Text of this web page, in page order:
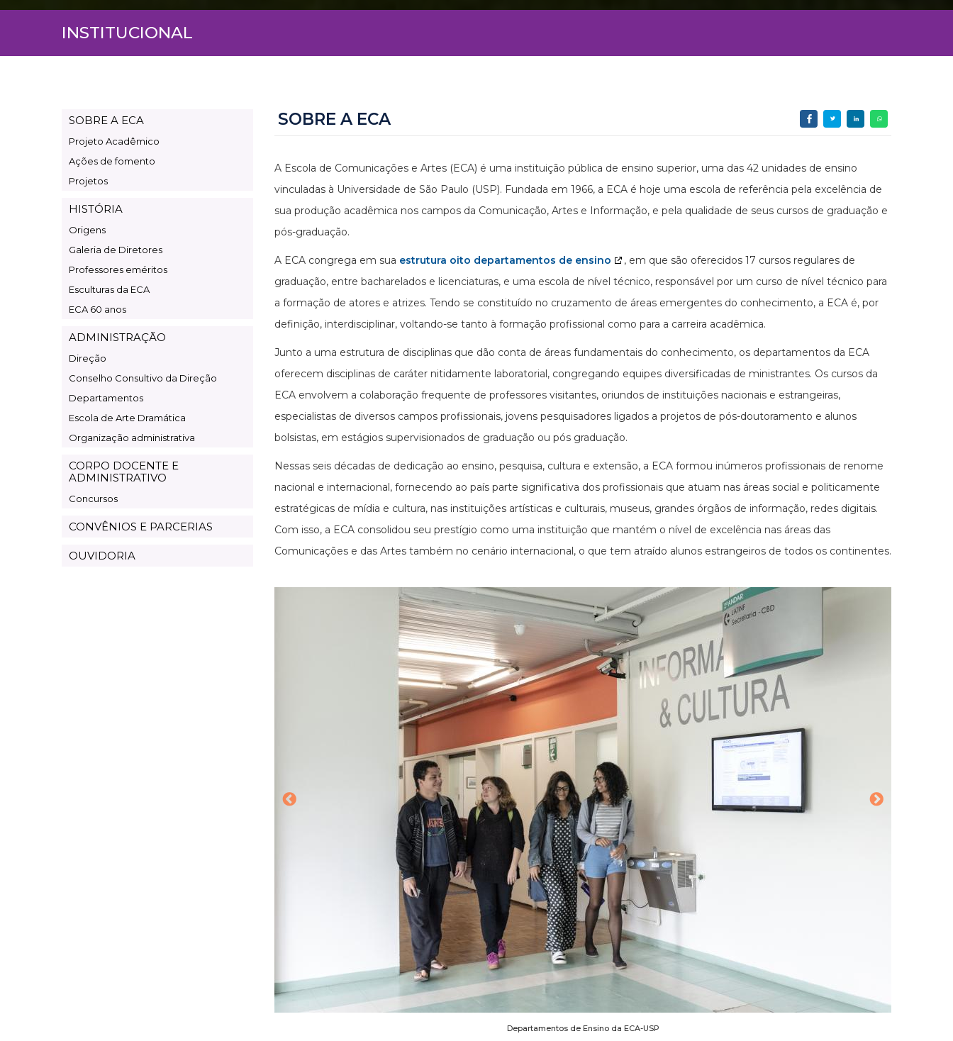
INSTITUCIONAL
Page
Institucional
SOBRE A ECA
Projeto Acadêmico
Ações de fomento
Projetos
HISTÓRIA
Origens
Galeria de Diretores
Professores eméritos
Esculturas da ECA
ECA 60 anos
ADMINISTRAÇÃO
Direção
Conselho Consultivo da Direção
Departamentos
Escola de Arte Dramática
Organização administrativa
CORPO DOCENTE E
ADMINISTRATIVO
Concursos
CONVÊNIOS E PARCERIAS
OUVIDORIA
SOBRE A ECA
A Escola de Comunicações e Artes (ECA) é uma instituição pública de ensino superior, uma das 42 unidades de ensino
vinculadas à Universidade de São Paulo (USP). Fundada em 1966, a ECA é hoje uma escola de referência pela excelência de
sua produção acadêmica nos campos da Comunicação, Artes e Informação, e pela qualidade de seus cursos de graduação e
pós-graduação.
A ECA congrega em sua estrutura oito departamentos de ensino
, em que são oferecidos 17 cursos regulares de
graduação, entre bacharelados e licenciaturas, e uma escola de nível técnico, responsável por um curso de nível técnico para
a formação de atores e atrizes. Tendo se constituído no cruzamento de áreas emergentes do conhecimento, a ECA é, por
definição, interdisciplinar, voltando-se tanto à formação profissional como para a carreira acadêmica.
Junto a uma estrutura de disciplinas que dão conta de áreas fundamentais do conhecimento, os departamentos da ECA
oferecem disciplinas de caráter nitidamente laboratorial, congregando equipes diversificadas de ministrantes. Os cursos da
ECA envolvem a colaboração frequente de professores visitantes, oriundos de instituições nacionais e estrangeiras,
especialistas de diversos campos profissionais, jovens pesquisadores ligados a projetos de pós-doutoramento e alunos
bolsistas, em estágios supervisionados de graduação ou pós graduação.
Nessas seis décadas de dedicação ao ensino, pesquisa, cultura e extensão, a ECA formou inúmeros profissionais de renome
nacional e internacional, fornecendo ao país parte significativa dos profissionais que atuam nas áreas social e politicamente
estratégicas de mídia e cultura, nas instituições artísticas e culturais, museus, grandes órgãos de informação, redes digitais.
Com isso, a ECA consolidou seu prestígio como uma instituição que mantém o nível de excelência nas áreas das
Comunicações e das Artes também no cenário internacional, o que tem atraído alunos estrangeiros de todos os continentes.
Departamentos de Ensino da ECA-USP